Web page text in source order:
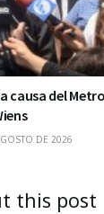
causa del
DE 2026
this post